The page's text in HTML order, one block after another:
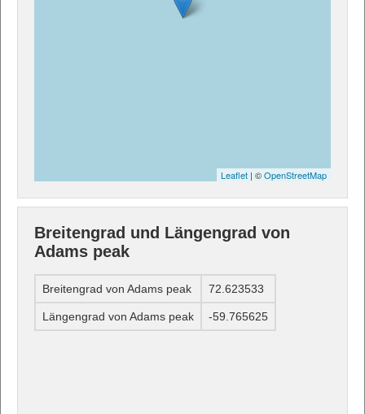
Leaflet | ©OpenStreetMap
Breitengrad und Längengrad von
Adams peak
Breitengrad von Adams peak 72.623533
Längengrad von Adams peak -59.765625